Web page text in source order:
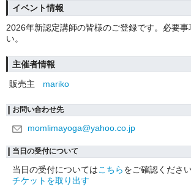
イベント情報
2026年新認定講師の皆様のご登録です。必要事
い。
主催者情報
販売主
mariko
お問い合わせ先
momlimayoga@yahoo.co.jp
当日の受付について
当日の受付についてはこちらをご確認ください
チケットを取り出す